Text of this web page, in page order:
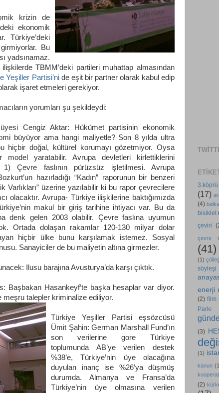
krizin de
ekonomik
Türkiye’deki
Bu
yadsınamaz.
TBMM’deki partileri muhattap almasından
Yeşiller Partisi’ni de eşit bir partner olarak kabul edip
işaret etmeleri gerekiyor.
yorumları şu şekildeydi:
Cengiz Aktar: Hükümet partisinin ekonomik
büyüyor ama hangi maliyetle? Son 8 yılda ultra
hiçbir doğal, kültürel korumayı gözetmiyor. Oysa
model yaratabilir. Avrupa devletleri kirlettiklerini
Çevre faslının pürüzsüz işletilmesi. Avrupa
hazırladığı “Kadın” raporunun bir benzeri
Varlıkları” üzerine yazılabilir ki bu rapor çevrecilere
olacaktır. Avrupa- Türkiye ilişkilerine baktığımızda
makul bir giriş tarihine ihtiyacı var. Bu da
denk gelen 2003 olabilir. Çevre faslına uyumun
Ortada dolaşan rakamlar 120-130 milyar dolar
hiçbir ülke bunu karşılamak istemez. Sosyal
Sanayiciler de bu maliyetin altına girmezler.
Ilusu barajına Avusturya’da karşı çıktık.
Başbakan Hasankeyf’te başka hesaplar var diyor.
meşru talepler kriminalize ediliyor.
Türkiye Yeşiller Partisi eşsözcüsü
Ümit Şahin: German Marshall Fund’ın
son verilerine gore Türkiye
toplumunda AB’ye verilen destek
%38’e, Türkiye’nin üye olacağına
duyulan inanç ise %26’ya düşmüş
durumda. Almanya ve Fransa’da
Türkiye’nin üye olmasına verilen
3.köprü
(17)
(4)
bisiklet
çeviri
çevre
(41)
(1)
söyleşi
enerji
(2) film
Parkı
(3)
(1)
kanun
(2)